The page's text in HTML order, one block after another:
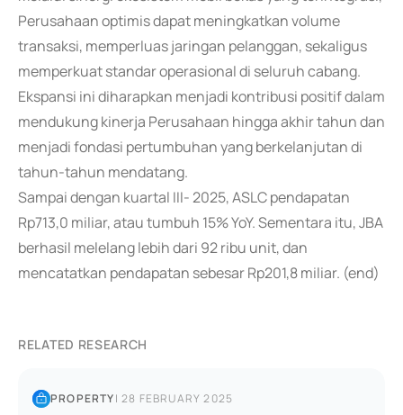
Perusahaan optimis dapat meningkatkan volume
transaksi, memperluas jaringan pelanggan, sekaligus
memperkuat standar operasional di seluruh cabang.
Ekspansi ini diharapkan menjadi kontribusi positif dalam
mendukung kinerja Perusahaan hingga akhir tahun dan
menjadi fondasi pertumbuhan yang berkelanjutan di
tahun-tahun mendatang.
Sampai dengan kuartal III- 2025, ASLC pendapatan
Rp713,0 miliar, atau tumbuh 15% YoY. Sementara itu, JBA
berhasil melelang lebih dari 92 ribu unit, dan
mencatatkan pendapatan sebesar Rp201,8 miliar. (end)
RELATED RESEARCH
PROPERTY|28 FEBRUARY 2025